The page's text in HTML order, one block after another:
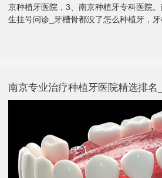
京种植牙医院，3、南京种植牙专科医院
生挂号问诊_牙槽骨都没了怎么种植牙，
南京专业治疗种植牙医院精选排名